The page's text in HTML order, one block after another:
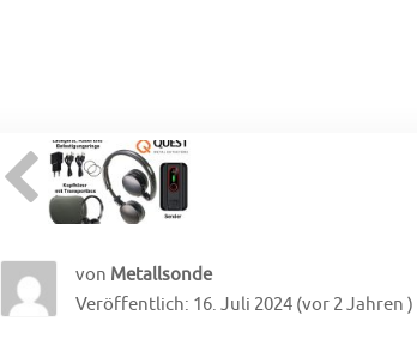
von Metallsonde
Veröffentlich: 16. Juli 2024 (vor 2 Jahren )